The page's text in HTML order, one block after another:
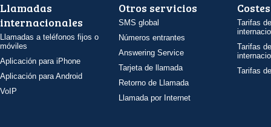
Llamadas
internacionales
Llamadas a teléfonos fijos o
móviles
Aplicación para iPhone
Aplicación para Android
VoIP
Otros servicios
SMS global
Números entrantes
Answering Service
Tarjeta de llamada
Retorno de Llamada
Llamada por Internet
Costes
Tarifas
Tarifas
Tarifas